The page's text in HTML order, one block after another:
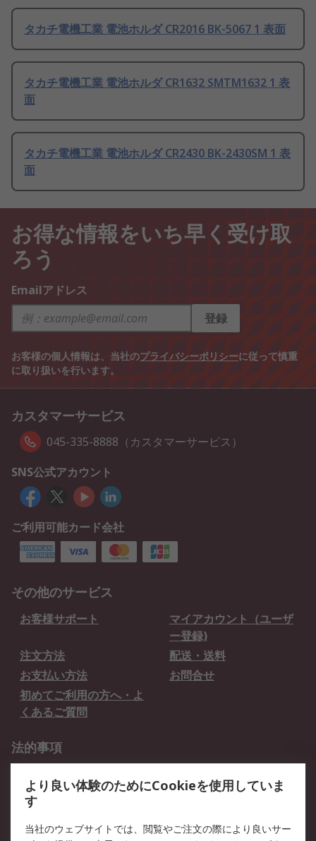
タカチ電機工業 電池ホルダ CR2016 BK-5067 1 表面
タカチ電機工業 電池ホルダ CR1632 SMTM1632 1 表
面
タカチ電機工業 電池ホルダ CR2430 BK-2430SM 1 表
面
お得な情報をいち早く受け取
ろう
Emailアドレス
登録
お客様の個人情報は、当社のプライバシーポリシーに従って慎重
に取り扱いを行います。
カスタマーサービス
045-335-8888（カスタマーサービス）
SNS公式アカウント
ご利用可能カード会社
その他のサービス
お客様サポート
マイアカウント（ユーザ
ー登録)
注文方法
配送・送料
お支払い方法
お問合せ
初めてご利用の方へ・よ
くあるご質問
法的事項
クッキーポリシー
RSについて
より良い体験のためにCookieを使用していま
す
当社のウェブサイトでは、閲覧やご注文の際により良いサー